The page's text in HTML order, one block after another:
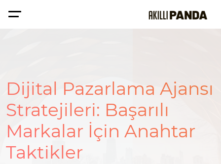
Dijital Pazarlama Ajansı
Stratejileri: Başarılı
Markalar İçin Anahtar
Taktikler